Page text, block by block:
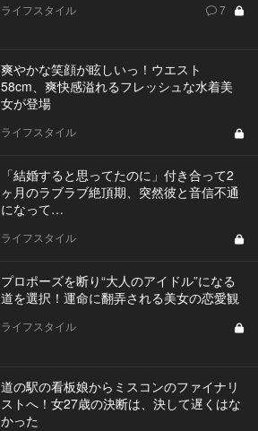
ライフスタイル 7
爽やかな笑顔が眩しいっ！ウエスト
58cm、爽快感溢れるフレッシュな水着美
女が登場
ライフスタイル
「結婚すると思ってたのに」付き合って2
ヶ月のラブラブ絶頂期、突然彼と音信不通
になって…
ライフスタイル
プロポーズを断り“大人のアイドル”になる
道を選択！運命に翻弄される美女の恋愛観
ライフスタイル
道の駅の看板娘からミスコンのファイナリ
ストへ！女27歳の決断は、決して遅くはな
かった